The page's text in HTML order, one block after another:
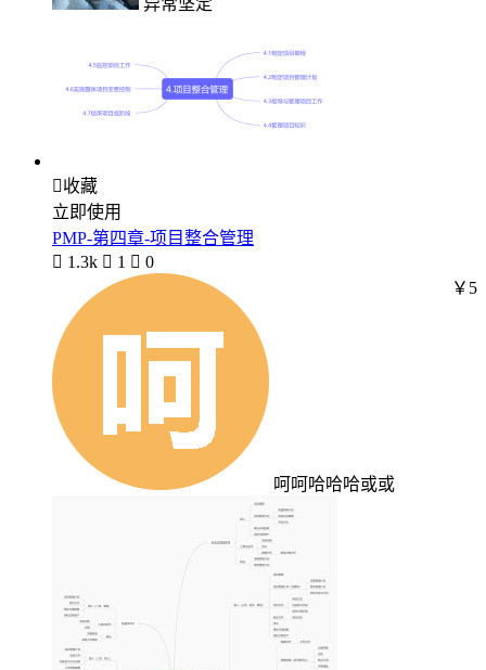
异常坚定
收藏
立即使用
PMP-第四章-项目整合管理
 1.3k  1  0
呵呵哈哈哈或或
￥5